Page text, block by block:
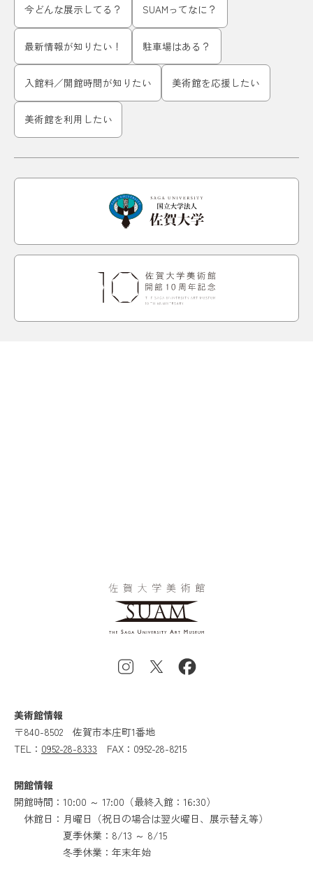
今どんな展示してる？ SUAMってなに？
最新情報が知りたい！ 駐車場はある？
入館料／開館時間が知りたい 美術館を応援したい
美術館を利用したい
美術館情報
〒840-8502 佐賀市本庄町1番地
TEL： 0952-28-8333 FAX：0952-28-8215
開館情報
開館時間：10:00 ～ 17:00（最終入館：16:30）
休館日：月曜日（祝日の場合は翌火曜日、展示替え等）
夏季休業：8/13 ～ 8/15
冬季休業：年末年始